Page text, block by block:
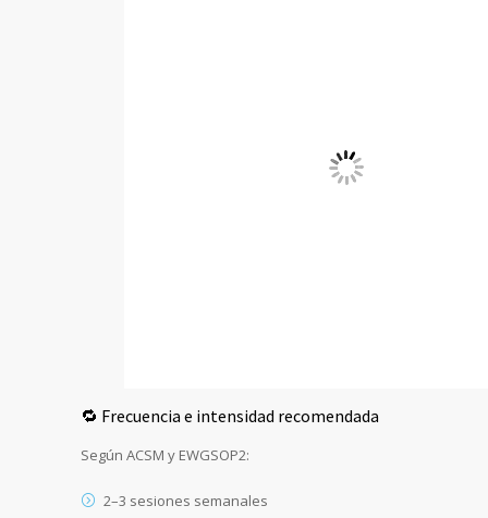
🔁 Frecuencia e intensidad recomendada
Según ACSM y EWGSOP2:
2–3 sesiones semanales